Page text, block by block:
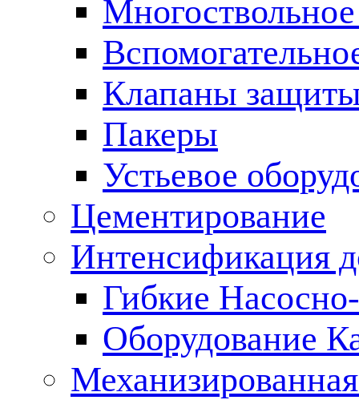
Клапаны
Пакеры
Устьевое
Цементирование
Интенсификация
Гибкие
Оборудование